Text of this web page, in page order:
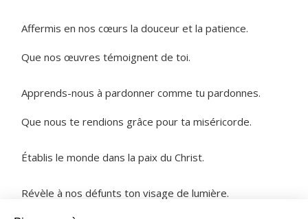
Affermis en nos cœurs la douceur et la patience.
Que nos œuvres témoignent de toi.
Apprends-nous à pardonner comme tu pardonnes.
Que nous te rendions grâce pour ta miséricorde.
Établis le monde dans la paix du Christ.
Révèle à nos défunts ton visage de lumière.